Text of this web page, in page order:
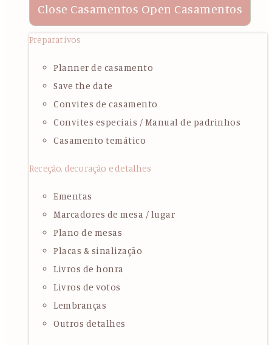
Close Casamentos Open Casamentos
Preparativos
Planner de casamento
Save the date
Convites de casamento
Convites especiais / Manual de padrinhos
Casamento temático
Receção, decoração e detalhes
Ementas
Marcadores de mesa / lugar
Plano de mesas
Placas & sinalização
Livros de honra
Livros de votos
Lembranças
Outros detalhes